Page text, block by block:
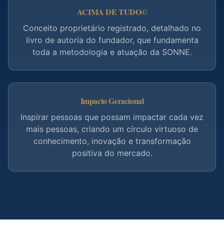
ACIMA DE TUDO©
Conceito proprietário registrado, detalhado no
livro de autoria do fundador, que fundamenta
toda a metodologia e atuação da SONNE.
Impacto Geracional
Inspirar pessoas que possam impactar cada vez
mais pessoas, criando um círculo virtuoso de
conhecimento, inovação e transformação
positiva do mercado.